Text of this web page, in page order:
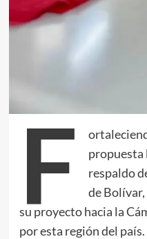
F
propuesta
respaldo
de Bolívar,
su proyecto hacia la
por esta región del país.